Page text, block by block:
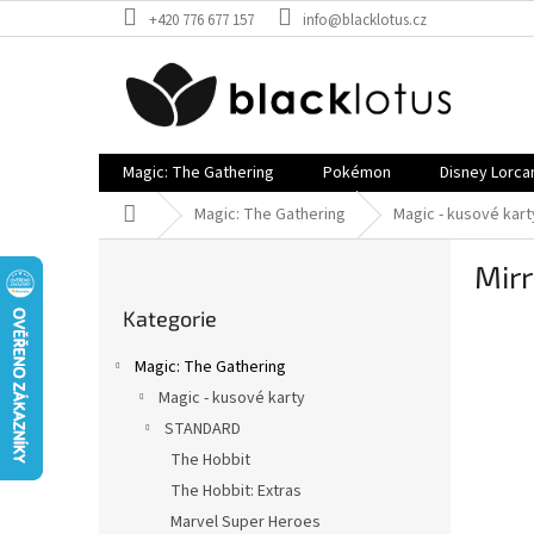
na
+420 776 677 157 info@blacklotus.cz
Magic: The Gathering Pokémon Disney
Domů Magic: The Gathering Magic - kusové
kategorie
Kategorie
Magic: The Gathering
Magic - kusové karty
STANDARD
The Hobbit
The Hobbit: Extras
Marvel Super Heroes